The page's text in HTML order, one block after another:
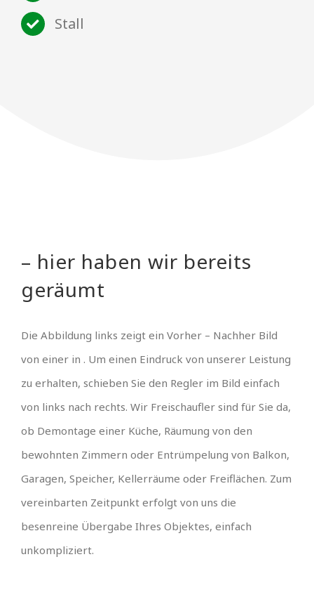
Stall
– hier haben wir bereits
geräumt
Die Abbildung links zeigt ein Vorher – Nachher Bild
von einer in . Um einen Eindruck von unserer Leistung
zu erhalten, schieben Sie den Regler im Bild einfach
von links nach rechts. Wir Freischaufler sind für Sie da,
ob Demontage einer Küche, Räumung von den
bewohnten Zimmern oder Entrümpelung von Balkon,
Garagen, Speicher, Kellerräume oder Freiflächen. Zum
vereinbarten Zeitpunkt erfolgt von uns die
besenreine Übergabe Ihres Objektes, einfach
unkompliziert.